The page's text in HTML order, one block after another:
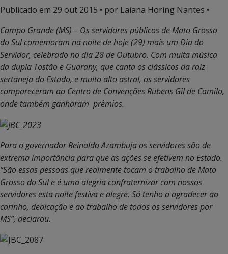
Publicado em 29 out 2015 • por Laiana Horing Nantes •
Campo Grande (MS) – Os servidores públicos de Mato Grosso
do Sul comemoram na noite de hoje (29) mais um Dia do
Servidor, celebrado no dia 28 de Outubro. Com muita música
da dupla Tostão e Guarany, que canta os clássicos da raiz
sertaneja do Estado, e muito alto astral, os servidores
compareceram ao Centro de Convenções Rubens Gil de Camilo,
onde também ganharam prêmios.
Para o governador Reinaldo Azambuja os servidores são de
extrema importância para que as ações se efetivem no Estado.
“São essas pessoas que realmente tocam o trabalho de Mato
Grosso do Sul e é uma alegria confraternizar com nossos
servidores esta noite festiva e alegre. Só tenho a agradecer ao
carinho, dedicação e ao trabalho de todos os servidores por
MS”, declarou.